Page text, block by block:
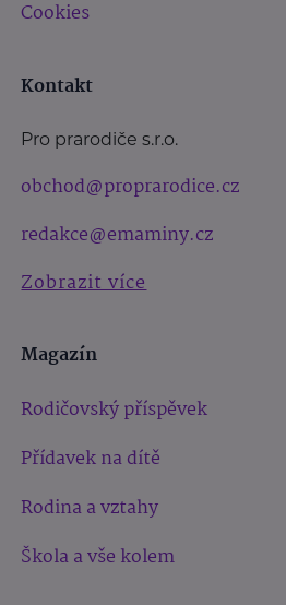
Cookies
Kontakt
Pro prarodiče s.r.o.
obchod@proprarodice.cz
redakce@emaminy.cz
Zobrazit více
Magazín
Rodičovský příspěvek
Přídavek na dítě
Rodina a vztahy
Škola a vše kolem